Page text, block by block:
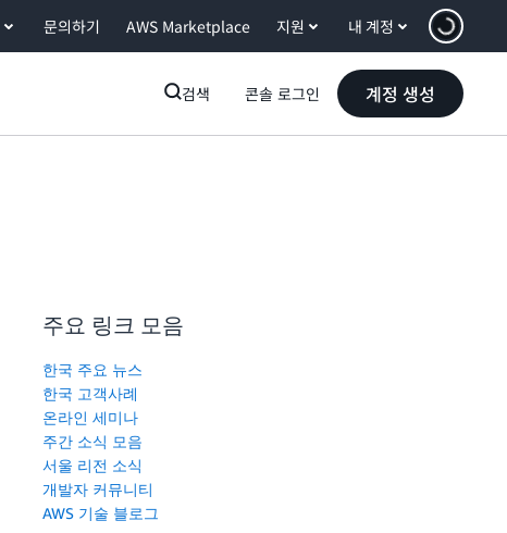
문의하기 AWS Marketplace 지원 내 계정
검색 콘솔 로그인 계정 생성
주요 링크 모음
한국 주요 뉴스
한국 고객사례
온라인 세미나
주간 소식 모음
서울 리전 소식
개발자 커뮤니티
AWS 기술 블로그